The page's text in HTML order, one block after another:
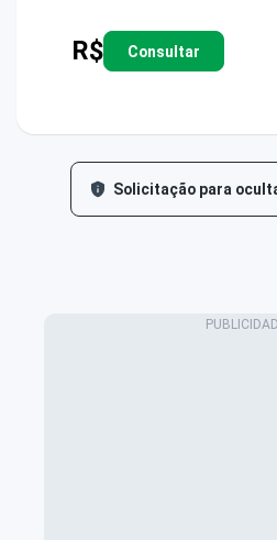
R$ Consultar
Solicitação para